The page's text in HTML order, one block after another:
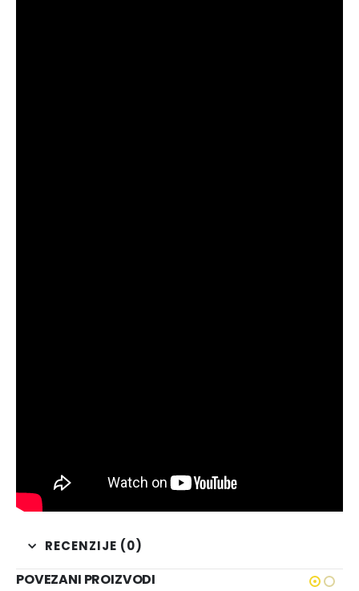
RECENZIJE (0)
POVEZANI PROIZVODI